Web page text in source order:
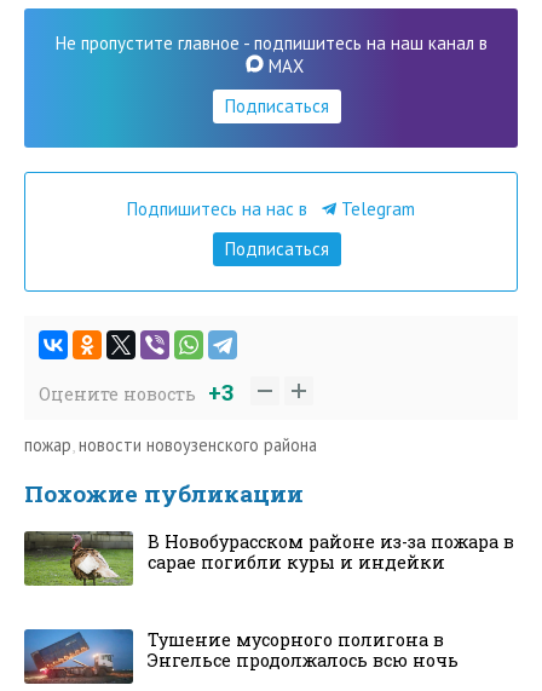
Не пропустите главное - подпишитесь на наш канал в
MAX
Подписаться
Подпишитесь на нас в
Telegram
Подписаться
Оцените новость +3
пожар,новости новоузенского района
Похожие публикации
В Новобурасском районе из-за пожара в
сарае погибли куры и индейки
Тушение мусорного полигона в
Энгельсе продолжалось всю ночь